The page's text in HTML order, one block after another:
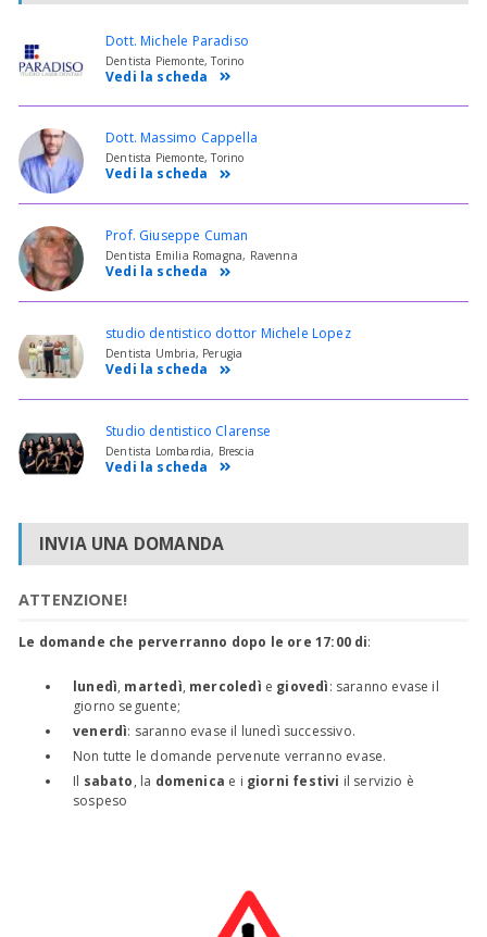
Dott. Michele Paradiso
Dentista Piemonte, Torino
Vedi la scheda
Dott. Massimo Cappella
Dentista Piemonte, Torino
Vedi la scheda
Prof. Giuseppe Cuman
Dentista Emilia Romagna, Ravenna
Vedi la scheda
studio dentistico dottor Michele Lopez
Dentista Umbria, Perugia
Vedi la scheda
Studio dentistico Clarense
Dentista Lombardia, Brescia
Vedi la scheda
INVIA UNA DOMANDA
ATTENZIONE!
Le domande che perverranno dopo le ore 17:00 di:
lunedì, martedì, mercoledì e giovedì: saranno evase il
giorno seguente;
venerdì: saranno evase il lunedì successivo.
Non tutte le domande pervenute verranno evase.
Il sabato, la domenica e i giorni festivi il servizio è
sospeso